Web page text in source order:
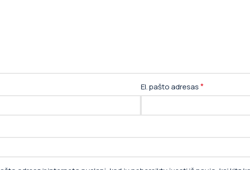
El. pašto adresas*